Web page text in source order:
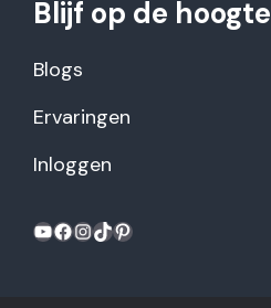
Blijf op de hoogte
Blogs
Ervaringen
Inloggen